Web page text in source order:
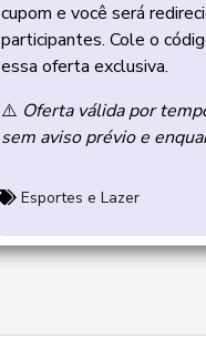
cupom e você será
participantes. Cole o
essa oferta exclusiva.
⚠️ Oferta válida por
sem aviso prévio e
Esportes e Lazer